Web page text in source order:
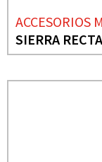
ACCESORIOS
SIERRA